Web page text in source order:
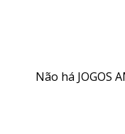
Não há JOGOS